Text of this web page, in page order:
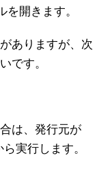
を開きます。
ありますが、次
です。
は、発行元が
実行します。